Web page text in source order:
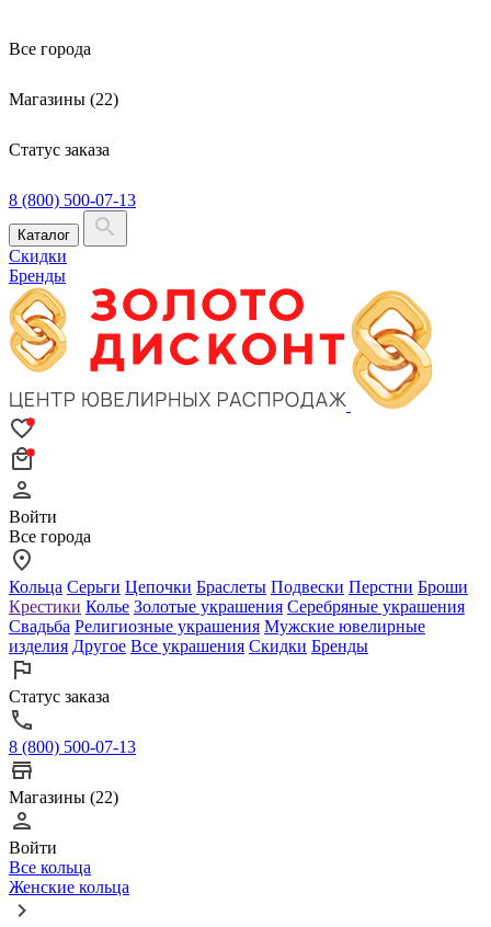
Все города
Магазины (22)
Статус заказа
8 (800) 500-07-13
Каталог
Скидки
Бренды
Войти
Все города
Кольца Серьги Цепочки Браслеты Подвески Перстни Броши
Крестики Колье Золотые украшения Серебряные украшения
Свадьба Религиозные украшения Мужские ювелирные
изделия Другое Все украшения Скидки Бренды
Статус заказа
8 (800) 500-07-13
Магазины (22)
Войти
Все кольца
Женские кольца